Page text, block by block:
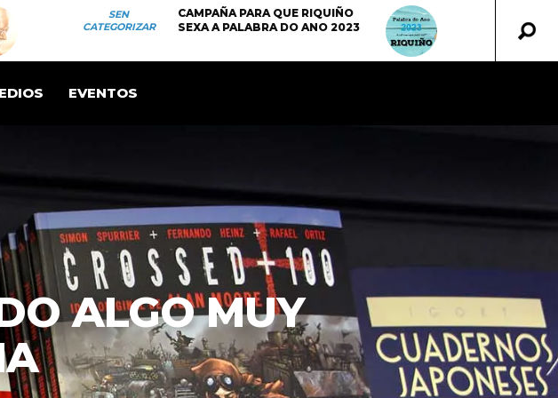
SEN
CATEGORIZAR
CAMPAÑA PARA QUE RIQUIÑO
SEXA A PALABRA DO ANO 2023
EVENTOS
ALGO MUY